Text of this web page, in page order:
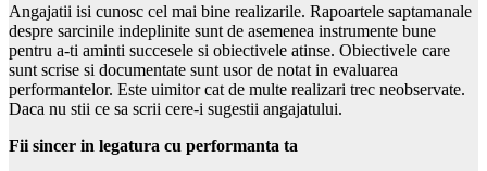
Angajatii isi cunosc cel mai bine realizarile. Rapoartele saptamanale
despre sarcinile indeplinite sunt de asemenea instrumente bune
pentru a-ti aminti succesele si obiectivele atinse. Obiectivele care
sunt scrise si documentate sunt usor de notat in evaluarea
performantelor. Este uimitor cat de multe realizari trec neobservate.
Daca nu stii ce sa scrii cere-i sugestii angajatului.
Fii sincer in legatura cu performanta ta